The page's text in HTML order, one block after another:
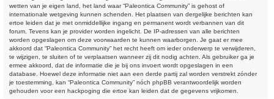
wetten van je eigen land, het land waar “Paleontica Community” is gehost of
internationale wetgeving kunnen schenden. Het plaatsen van dergelijke berichten kan
ertoe leiden dat je met onmiddellijke ingang en permanent wordt verbannen van dit
forum. Tevens kan je provider worden ingelicht. De IP-adressen van alle berichten
worden opgeslagen om deze voorwaarden te kunnen waarborgen. Je gaat er mee
akkoord dat “Paleontica Community” het recht heeft om ieder onderwerp te verwijderen,
te wijzigen, te sluiten of te verplaatsen wanneer zij dit nodig achten. Als gebruiker ga je
ermee akkoord, dat de informatie die je bij ons invoert wordt opgeslagen in een
database. Hoewel deze informatie niet aan een derde partij zal worden verstrekt zónder
je toestemming, kan “Paleontica Community” nóch phpBB verantwoordelijk worden
gehouden voor een hackpoging die ertoe kan leiden dat de gegevens vrijkomen.